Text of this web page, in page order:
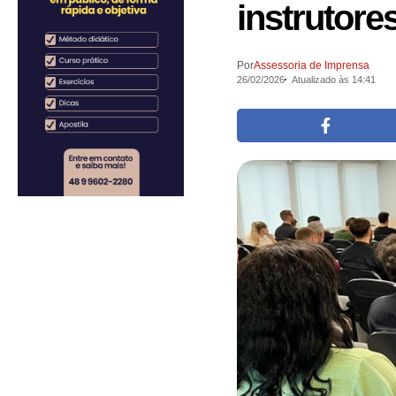
PorAssessoria de Imprensa
26/02/2026 Atualizado às 14:41